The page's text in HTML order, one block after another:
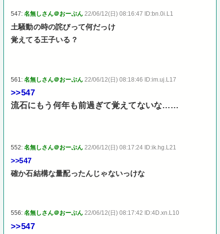
547:名無しさん＠おーぷん 22/06/12(日) 08:16:47 ID:bn.0i.L1
土騒動の時の詫びって何だっけ
覚えてる王子いる？
561:名無しさん＠おーぷん 22/06/12(日) 08:18:46 ID:im.uj.L17
>>547
流石にもう何年も前過ぎて覚えてないな……
552:名無しさん＠おーぷん 22/06/12(日) 08:17:24 ID:ik.hg.L21
>>547
確か石結構な量配ったんじゃないっけな
556:名無しさん＠おーぷん 22/06/12(日) 08:17:42 ID:4D.xn.L10
>>547